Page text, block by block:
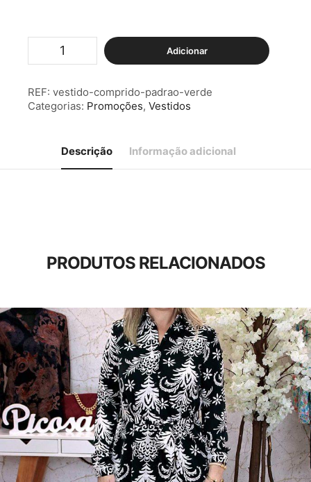
Vestido
Padrão
Verde
Adicionar
REF: vestido-comprido-padrao-verde
Categorias: Promoções, Vestidos
Descrição Informação adicional
PRODUTOS RELACIONADOS